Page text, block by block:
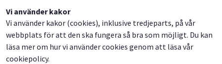
Vi använder kakor
Vi använder kakor (cookies), inklusive tredjeparts, på vår
webbplats för att den ska fungera så bra som möjligt. Du kan
läsa mer om hur vi använder cookies genom att läsa vår
cookiepolicy.
Dela
på
Facebook
Dela
på
Twitter
Dela
på
LinkedIn
Dela
via
email
Besök
oss
på
Facebook